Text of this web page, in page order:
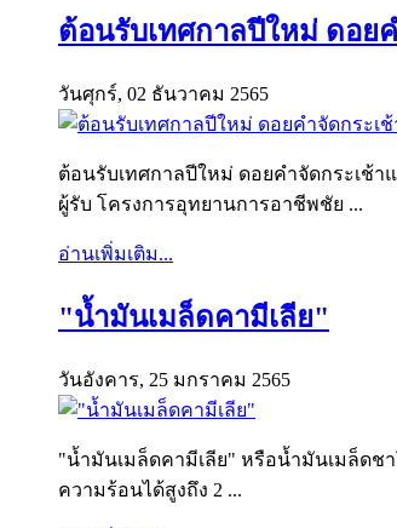
ต้อนรับเทศกาลปีใหม่ ดอย
วันศุกร์, 02 ธันวาคม 2565
ต้อนรับเทศกาลปีใหม่ ดอยคำจัดกระเช้
ผู้รับ โครงการอุทยานการอาชีพชัย ...
อ่านเพิ่มเติม...
"น้ำมันเมล็ดคามีเลีย"
วันอังคาร, 25 มกราคม 2565
"น้ำมันเมล็ดคามีเลีย" หรือน้ำมันเมล็ดชา
ความร้อนได้สูงถึง 2 ...